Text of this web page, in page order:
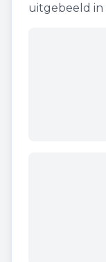
uitgebeeld in